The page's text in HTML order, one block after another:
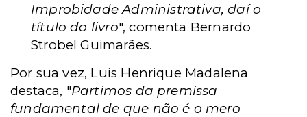
Improbidade Administrativa, daí o
título do livro", comenta Bernardo
Strobel Guimarães.
Por sua vez, Luis Henrique Madalena
destaca, "Partimos da premissa
fundamental de que não é o mero